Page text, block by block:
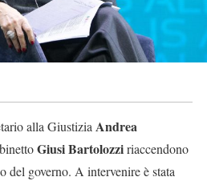
alla Giustizia Andrea
Giusi Bartolozziriaccendono
del governo. A intervenire è stata